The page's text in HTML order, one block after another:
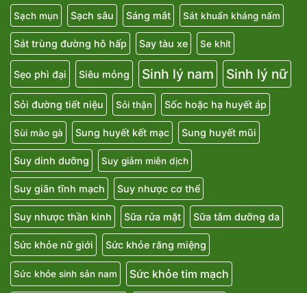
Sạch mụn Sạch sâu Sáng mắt Sát khuẩn kháng nấm
Sát trùng đường hô hấp Say tàu xe Se khít
Sẹo phì đại Siêu mỏng Sinh lý nam Sinh lý nữ
Sỏi đường tiết niệu Sỏi thận Sốc hoặc hạ huyết áp
Sùi mào gà Sung huyết kết mạc Sung huyết mũi
Suy dinh dưỡng Suy giảm miễn dịch
Suy giãn tĩnh mạch Suy nhược cơ thể
Suy nhược thần kinh Sữa rửa mặt Sữa tắm dưỡng da
Sức khỏe nữ giới Sức khỏe răng miệng
Sức khỏe sinh sản nam Sức khỏe tim mạch